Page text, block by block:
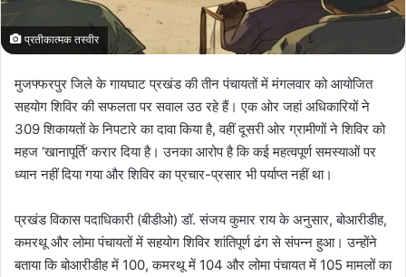
प्रतीकात्मक तस्वीर
मुजफ्फरपुर जिले के गायघाट प्रखंड की तीन पंचायतों में मंगलवार को आयोजित
सहयोग शिविर की सफलता पर सवाल उठ रहे हैं। एक ओर जहां अधिकारियों ने
309 शिकायतों के निपटारे का दावा किया है, वहीं दूसरी ओर ग्रामीणों ने शिविर को
महज ‘खानापूर्ति’ करार दिया है। उनका आरोप है कि कई महत्वपूर्ण समस्याओं पर
ध्यान नहीं दिया गया और शिविर का प्रचार-प्रसार भी पर्याप्त नहीं था।
प्रखंड विकास पदाधिकारी (बीडीओ) डॉ. संजय कुमार राय के अनुसार, बोआरीडीह,
कमरथू और लोमा पंचायतों में सहयोग शिविर शांतिपूर्ण ढंग से संपन्न हुआ। उन्होंने
बताया कि बोआरीडीह में 100, कमरथू में 104 और लोमा पंचायत में 105 मामलों का